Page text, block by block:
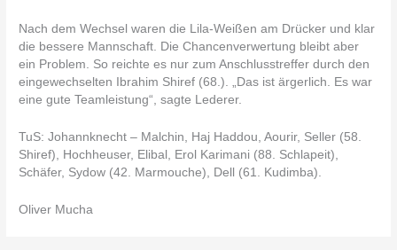
Nach dem Wechsel waren die Lila-Weißen am Drücker und klar
die bessere Mannschaft. Die Chancenverwertung bleibt aber
ein Problem. So reichte es nur zum Anschlusstreffer durch den
eingewechselten Ibrahim Shiref (68.). „Das ist ärgerlich. Es war
eine gute Teamleistung“, sagte Lederer.
TuS: Johannknecht – Malchin, Haj Haddou, Aourir, Seller (58.
Shiref), Hochheuser, Elibal, Erol Karimani (88. Schlapeit),
Schäfer, Sydow (42. Marmouche), Dell (61. Kudimba).
Oliver Mucha